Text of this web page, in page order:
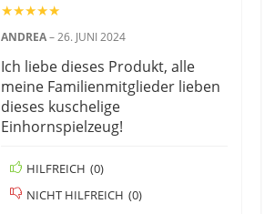
★★★★★
ANDREA–26. JUNI 2024
Ich liebe dieses Produkt, alle
meine Familienmitglieder lieben
dieses kuschelige
Einhornspielzeug!
HILFREICH (0)
NICHT HILFREICH (0)